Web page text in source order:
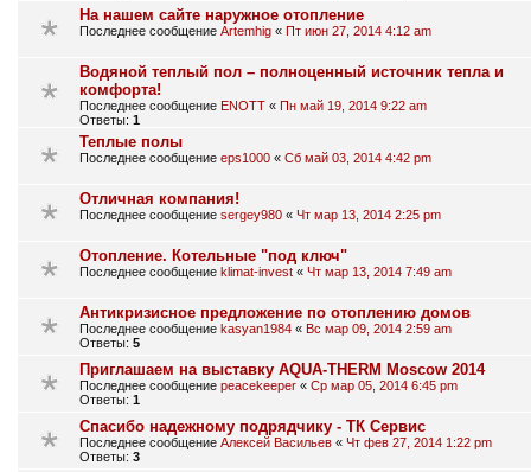
На нашем сайте наружное отопление
Последнее сообщение Artemhig « Пт июн 27, 2014 4:12 am
Водяной теплый пол – полноценный источник тепла и
комфорта!
Последнее сообщение ENOTT « Пн май 19, 2014 9:22 am
Ответы: 1
Теплые полы
Последнее сообщение eps1000 « Сб май 03, 2014 4:42 pm
Отличная компания!
Последнее сообщение sergey980 « Чт мар 13, 2014 2:25 pm
Отопление. Котельные "под ключ"
Последнее сообщение klimat-invest « Чт мар 13, 2014 7:49 am
Антикризисное предложение по отоплению домов
Последнее сообщение kasyan1984 « Вс мар 09, 2014 2:59 am
Ответы: 5
Приглашаем на выставку AQUA-THERM Moscow 2014
Последнее сообщение peacekeeper « Ср мар 05, 2014 6:45 pm
Ответы: 1
Спасибо надежному подрядчику - ТК Сервис
Последнее сообщение Алексей Васильев « Чт фев 27, 2014 1:22 pm
Ответы: 3